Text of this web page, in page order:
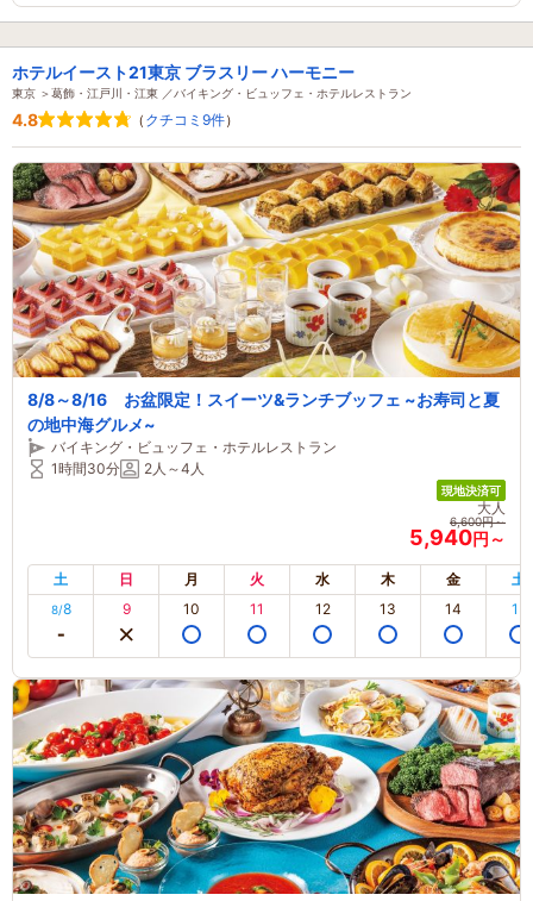
ホテルイースト21東京 ブラスリー ハーモニー
東京 ＞葛飾・江戸川・江東 ／バイキング・ビュッフェ・ホテルレストラン
4.8 （ クチコミ9件）
8/8～8/16 お盆限定！スイーツ&ランチブッフェ ~お寿司と夏
の地中海グルメ~
バイキング・ビュッフェ・ホテルレストラン
1時間30分
2人～4人
現地決済可
大人
6,600円～
5,940円～
土 日 月 火 水 木 金 土
8/8 9 10 11 12 13 14 15